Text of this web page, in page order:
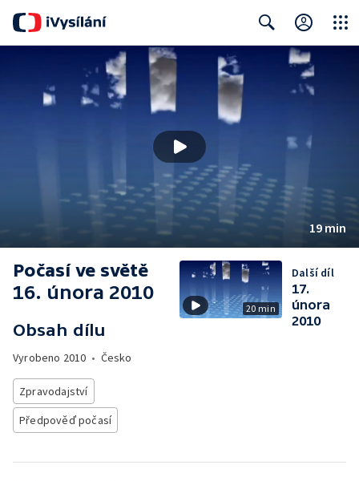
19 min
Počasí ve světě
16. února 2010
Obsah dílu
Vyrobeno 2010 • Česko
Zpravodajství
Předpověď počasí
20 min
Další díl
17.
února
2010